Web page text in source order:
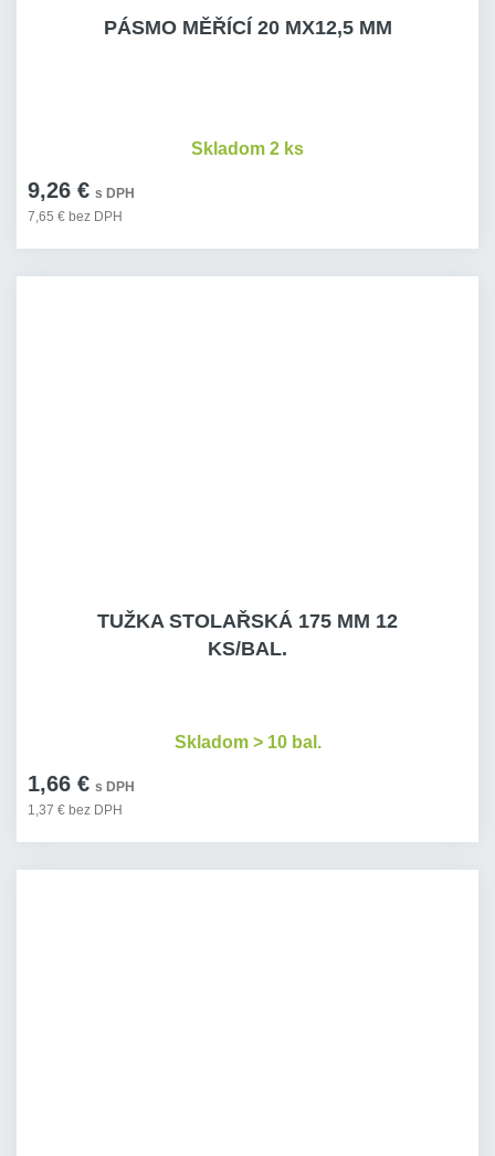
PÁSMO MĚŘÍCÍ 20 MX12,5 MM
9,26 € s DPH
7,65 € bez DPH
Skladom 2 ks
TUŽKA STOLAŘSKÁ 175 MM 12
KS/BAL.
1,66 € s DPH
1,37 € bez DPH
Skladom > 10 bal.